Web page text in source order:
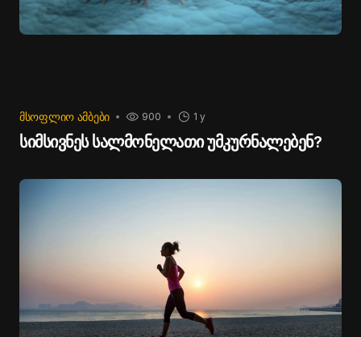
ᲛᲡᲝᲤᲚᲘᲝ ᲐᲛᲑᲔᲑᲘ 1 y
900
სიმსივნეს სალმონელათი უმკურნალებენ?